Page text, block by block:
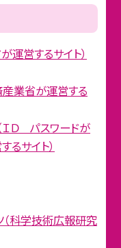
運営するサイト）
業省が運営する
Ｄ パスワードが
サイト）
科学技術広報研究